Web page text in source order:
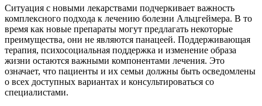
Ситуация с новыми лекарствами подчеркивает важность
комплексного подхода к лечению болезни Альцгеймера. В то
время как новые препараты могут предлагать некоторые
преимущества, они не являются панацеей. Поддерживающая
терапия, психосоциальная поддержка и изменение образа
жизни остаются важными компонентами лечения. Это
означает, что пациенты и их семьи должны быть осведомлены
о всех доступных вариантах и консультироваться со
специалистами.